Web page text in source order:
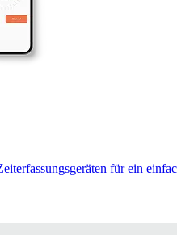
für ein